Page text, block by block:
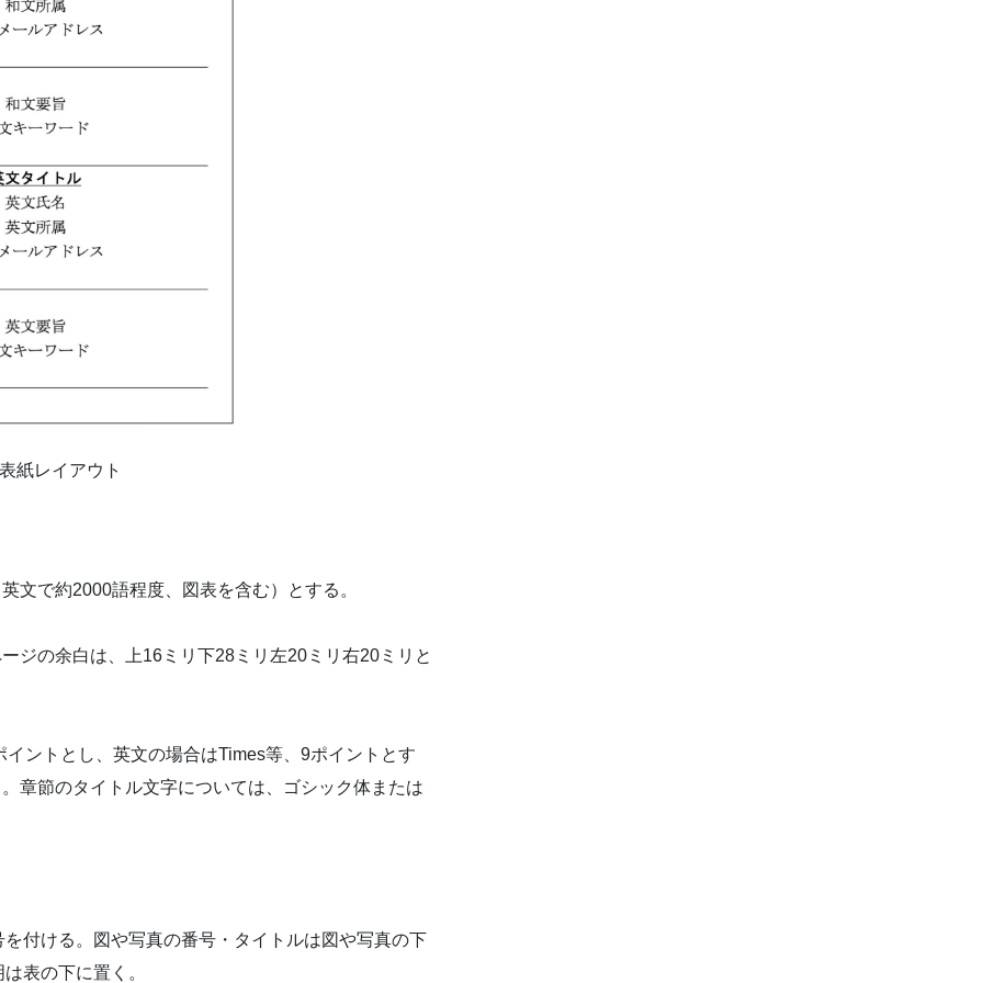
紙レイアウト
文で約2000語程度、図表を含む）とする。
ジの余白は、上16ミリ下28ミリ左20ミリ右20ミリと
ントとし、英文の場合はTimes等、9ポイントとす
章節のタイトル文字については、ゴシック体または
付ける。図や写真の番号・タイトルは図や写真の下
表の下に置く。